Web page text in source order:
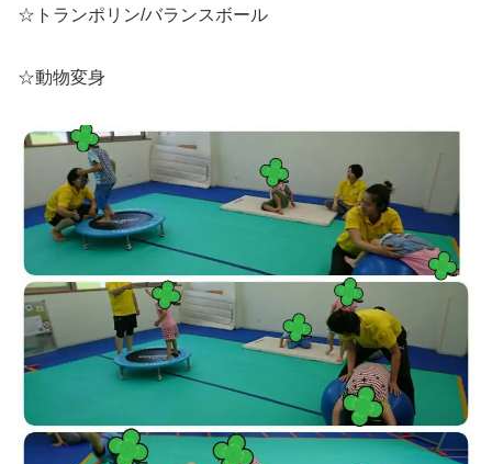
☆トランポリン/バランスボール
☆動物変身